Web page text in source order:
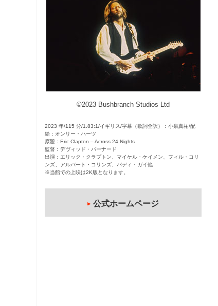
©2023 Bushbranch Studios Ltd
2023 年/115 分/1.83:1/イギリス/字幕（歌詞全訳）：小泉真祐/配
給：オンリー・ハーツ
原題：Eric Clapton – Across 24 Nights
監督：デヴィッド・バーナード
出演：エリック・クラプトン、マイケル・ケイメン、フィル・コリ
ンズ、アルバート・コリンズ、バディ・ガイ他
※当館での上映は2K版となります。
公式ホームページ